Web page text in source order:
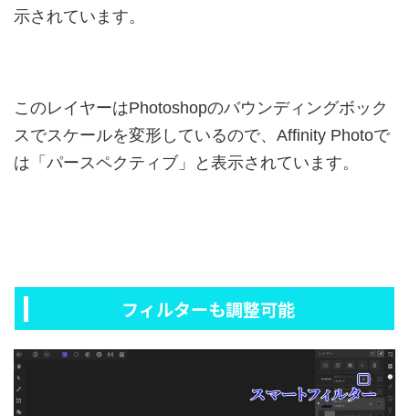
示されています。
このレイヤーはPhotoshopのバウンディングボック
スでスケールを変形しているので、Affinity Photoで
は「パースペクティブ」と表示されています。
フィルターも調整可能